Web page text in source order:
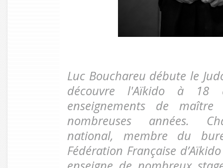
Luc Bouchareu débute le
découvre l'Aïkido à
enseignements de
nombreuses années.
national, membre du
Fédération Française